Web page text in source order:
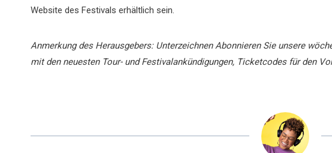
Website des Festivals erhältlich sein.
Anmerkung des Herausgebers: UnterzeichnenAbonnieren Sie unsere
mit den neuesten Tour- und Festivalankündigungen, Ticketcodes für den